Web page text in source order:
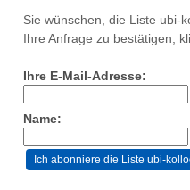
Sie wünschen, die Liste ubi-
Ihre Anfrage zu bestätigen,
Ihre E-Mail-Adresse:
Name: